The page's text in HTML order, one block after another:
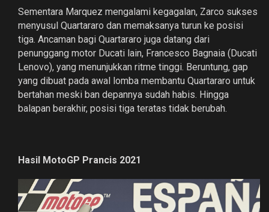
Sementara Marquez mengalami kegagalan, Zarco sukses
menyusul Quartararo dan memaksanya turun ke posisi
tiga. Ancaman bagi Quartararo juga datang dari
penunggang motor Ducati lain, Francesco Bagnaia (Ducati
Lenovo), yang menunjukkan ritme tinggi. Beruntung, gap
yang dibuat pada awal lomba membantu Quartararo untuk
bertahan meski ban depannya sudah habis. Hingga
balapan berakhir, posisi tiga teratas tidak berubah.
Hasil MotoGP Prancis 2021